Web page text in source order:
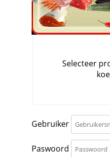
Gebruiker
Paswoord